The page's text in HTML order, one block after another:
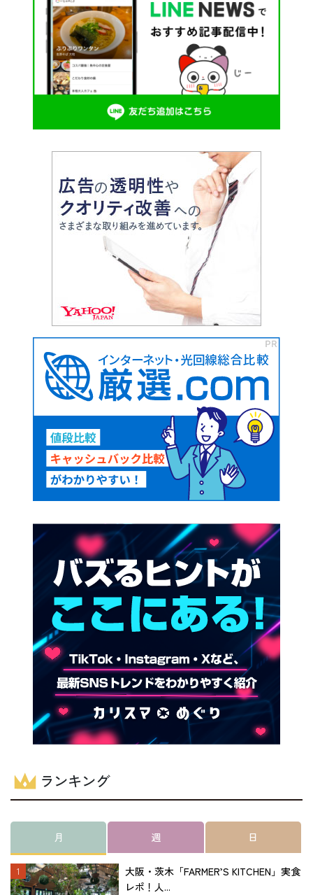
ランキング
月 週 日
大阪・茨木「FARMER’S KITCHEN」実食
レポ！人...